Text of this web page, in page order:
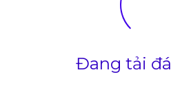
Đang tải